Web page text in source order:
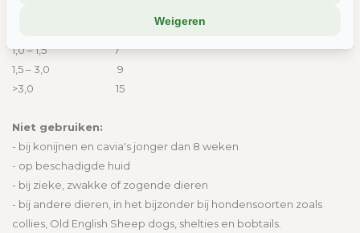
1,0 – 1,5 7
1,5 – 3,0 9
>3,0 15
Niet gebruiken:
- bij konijnen en cavia's jonger dan 8 weken
- op beschadigde huid
- bij zieke, zwakke of zogende dieren
- bij andere dieren, in het bijzonder bij hondensoorten zoals
collies, Old English Sheep dogs, shelties en bobtails.
deelt, of die ze elders van je hebben.
Wil je liever geen cookies? Dan werkt de site nog steeds, maar
misschien net iets minder soepel.
Weigeren